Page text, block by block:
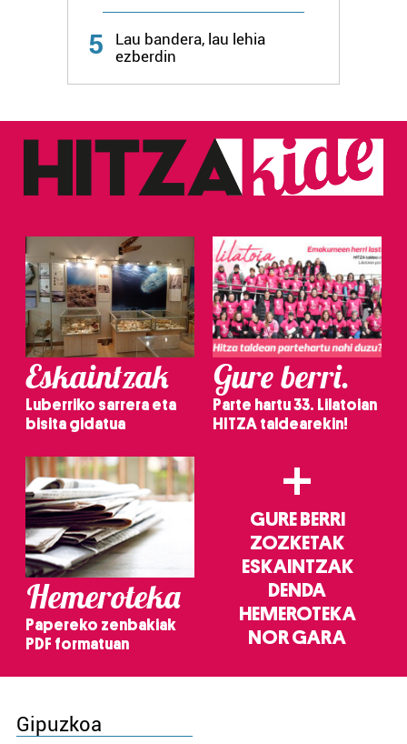
zerbitzuak hobetzeko asmoz, cookie teknologiaz
5
Lau bandera, lau lehia
ezberdin
Eskaintzak
Luberriko sarrera eta
bisita gidatua
Gure berri.
Parte hartu 33. Lilatoian
HITZA taldearekin!
Hemeroteka
Papereko zenbakiak
PDF formatuan
+
GURE BERRI
ZOZKETAK
ESKAINTZAK
DENDA
HEMEROTEKA
NOR GARA
Gipuzkoa